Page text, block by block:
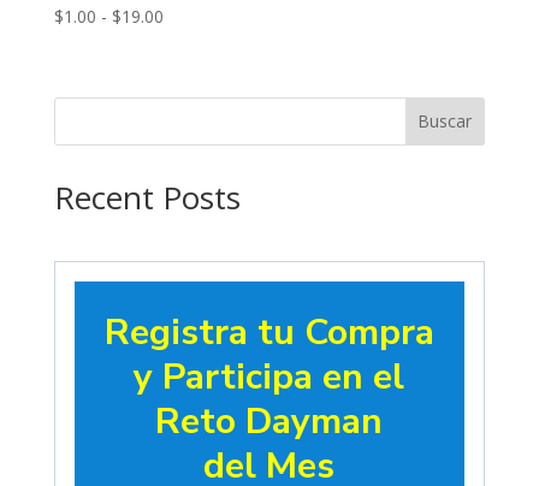
$1.00 - $19.00Rango
desde
Buscar
Recent Posts
Registra tu Compra
y Participa en el
Reto Dayman
del Mes